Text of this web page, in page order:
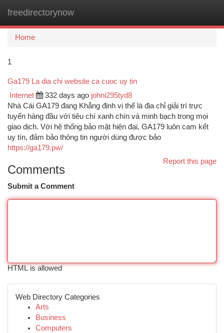
freedirectorynow
Home
1
Ga179 La dia chi website ca cuoc uy tin
Internet 332 days ago johni295tyd8
Nhà Cái GA179 đang Khẳng định vị thế là địa chỉ giải trí trực
tuyến hàng đầu với tiêu chí xanh chín và minh bạch trong mọi
giao dịch. Với hệ thống bảo mật hiện đại, GA179 luôn cam kết
uy tín, đảm bảo thông tin người dùng được bảo
https://ga179.pw/
Report this page
Comments
Submit a Comment
HTML is allowed
Web Directory Categories
Arts
Business
Computers